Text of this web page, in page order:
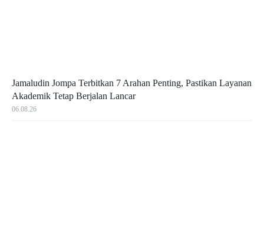
Jamaludin Jompa Terbitkan 7 Arahan Penting, Pastikan Layanan
Akademik Tetap Berjalan Lancar
06.08.26